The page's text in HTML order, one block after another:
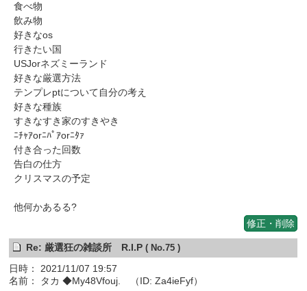
食べ物
飲み物
好きなos
行きたい国
USJorネズミーランド
好きな厳選方法
テンプレptについて自分の考え
好きな種族
すきなすき家のすきやき
ﾆﾁｬｱorﾆﾊﾟｱorﾆﾀｧ
付き合った回数
告白の仕方
クリスマスの予定
他何かあるる?
修正・削除
Re: 厳選狂の雑談所 R.I.P( No.75 )
日時： 2021/11/07 19:57
名前： タカ ◆My48Vfouj. （ID: Za4ieFyf）